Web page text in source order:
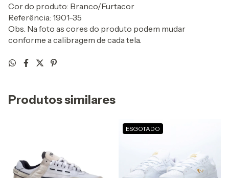
Cor do produto: Branco/Furtacor
Referência: 1901-35
Obs. Na foto as cores do produto podem mudar
conforme a calibragem de cada tela.
Produtos similares
ESGOTADO